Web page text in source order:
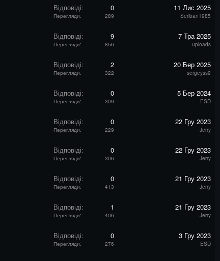
Відповіді 0
Перегляди 289
11 Лис 2025
Seriban1985
Відповіді 9
Перегляди 856
7 Тра 2025
uploads
Відповіді 2
Перегляди 322
20 Бер 2025
sergeyss9
Відповіді 0
Перегляди 309
5 Бер 2024
ESD
Відповіді 0
Перегляди 229
22 Гру 2023
Jerry
Відповіді 0
Перегляди 306
22 Гру 2023
Jerry
Відповіді 0
Перегляди 413
21 Гру 2023
Jerry
Відповіді 1
Перегляди 406
21 Гру 2023
Jerry
Відповіді 0
Перегляди 276
3 Гру 2023
ESD